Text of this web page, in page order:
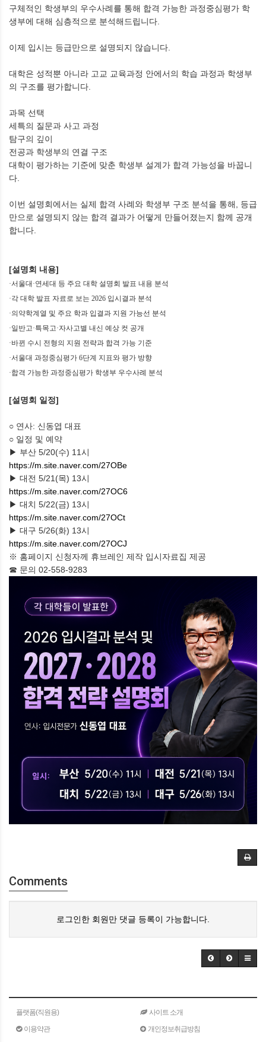
구체적인 학생부의 우수사례를 통해 합격 가능한 과정중심평가 학
생부에 대해 심층적으로 분석해드립니다.
이제 입시는 등급만으로 설명되지 않습니다.
대학은 성적뿐 아니라 고교 교육과정 안에서의 학습 과정과 학생부
의 구조를 평가합니다.
과목 선택
세특의 질문과 사고 과정
탐구의 깊이
전공과 학생부의 연결 구조
대학이 평가하는 기준에 맞춘 학생부 설계가 합격 가능성을 바꿉니
다.
이번 설명회에서는 실제 합격 사례와 학생부 구조 분석을 통해, 등급
만으로 설명되지 않는 합격 결과가 어떻게 만들어졌는지 함께 공개
합니다.
[설명회 내용]
·서울대 ·연세대 등 주요 대학 설명회 발표 내용 분석
·각 대학 발표 자료로 보는 2026 입시결과 분석
·의약학계열 및 주요 학과 입결과 지원 가능선 분석
·일반고·특목고·자사고별 내신 예상 컷 공개
·바뀐 수시 전형의 지원 전략과 합격 가능 기준
·서울대 과정중심평가 6단계 지표와 평가 방향
·합격 가능한 과정중심평가 학생부 우수사례 분석
[설명회 일정]
○ 연사: 신동엽 대표
○ 일정 및 예약
▶ 부산 5/20(수) 11시
https://m.site.naver.com/27OBe
▶ 대전 5/21(목) 13시
https://m.site.naver.com/27OC6
▶ 대치 5/22(금) 13시
https://m.site.naver.com/27OCt
▶ 대구 5/26(화) 13시
https://m.site.naver.com/27OCJ
※ 홈페이지 신청자께 휴브레인 제작 입시자료집 제공
☎ 문의 02-558-9283
Comments
로그인한 회원만 댓글 등록이 가능합니다.
플랫폼(직원용)
사이트 소개
이용약관
개인정보취급방침